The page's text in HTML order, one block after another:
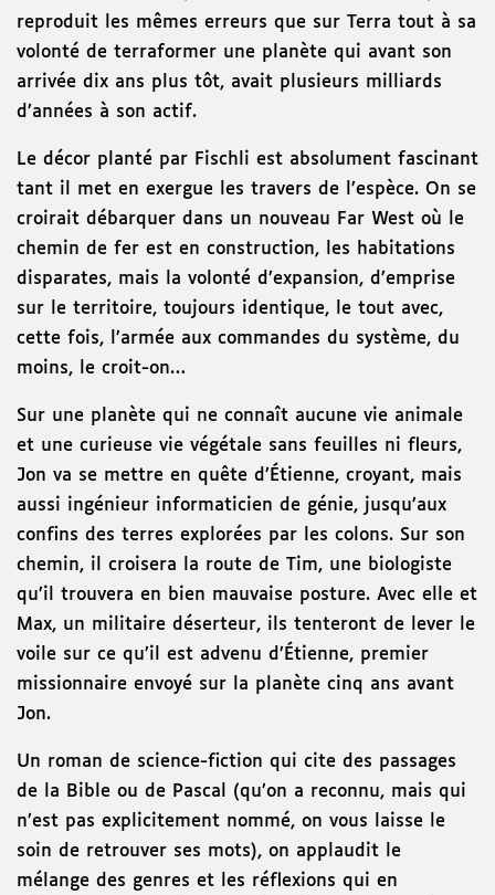
reproduit les mêmes erreurs que sur Terra tout à sa
volonté de terraformer une planète qui avant son
arrivée dix ans plus tôt, avait plusieurs milliards
d’années à son actif.
Le décor planté par Fischli est absolument fascinant
tant il met en exergue les travers de l’espèce. On se
croirait débarquer dans un nouveau Far West où le
chemin de fer est en construction, les habitations
disparates, mais la volonté d’expansion, d’emprise
sur le territoire, toujours identique, le tout avec,
cette fois, l’armée aux commandes du système, du
moins, le croit-on…
Sur une planète qui ne connaît aucune vie animale
et une curieuse vie végétale sans feuilles ni fleurs,
Jon va se mettre en quête d’Étienne, croyant, mais
aussi ingénieur informaticien de génie, jusqu’aux
confins des terres explorées par les colons. Sur son
chemin, il croisera la route de Tim, une biologiste
qu’il trouvera en bien mauvaise posture. Avec elle et
Max, un militaire déserteur, ils tenteront de lever le
voile sur ce qu’il est advenu d’Étienne, premier
missionnaire envoyé sur la planète cinq ans avant
Jon.
Un roman de science-fiction qui cite des passages
de la Bible ou de Pascal (qu’on a reconnu, mais qui
n’est pas explicitement nommé, on vous laisse le
soin de retrouver ses mots), on applaudit le
mélange des genres et les réflexions qui en